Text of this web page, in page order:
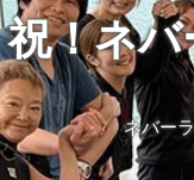
祝！ネ
ネバー